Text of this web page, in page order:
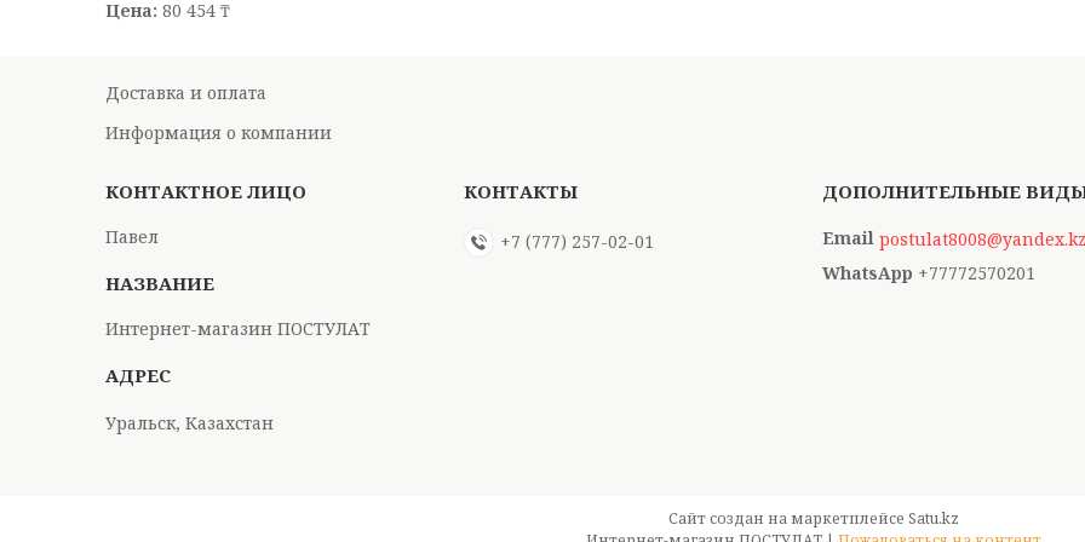
Цена: 80 454 ₸
Доставка и оплата
Информация о компании
Павел
Интернет-магазин ПОСТУЛАТ
Уральск, Казахстан
+7 (777) 257-02-01
postulat8008@yandex.kz
+77772570201
Сайт создан на маркетплейсе Satu.kz